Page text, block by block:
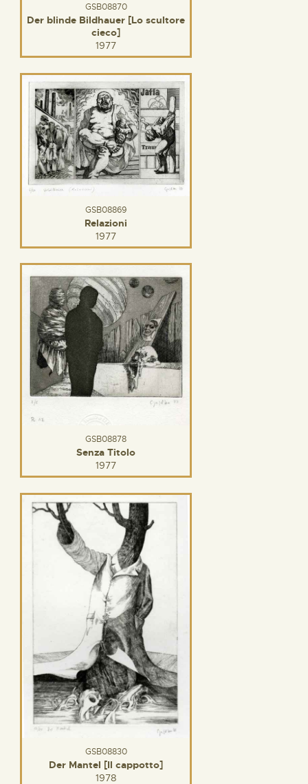
GSB08870
Der blinde Bildhauer [Lo scultore
cieco]
1977
GSB08869
Relazioni
1977
GSB08878
Senza Titolo
1977
GSB08830
Der Mantel [Il cappotto]
1978